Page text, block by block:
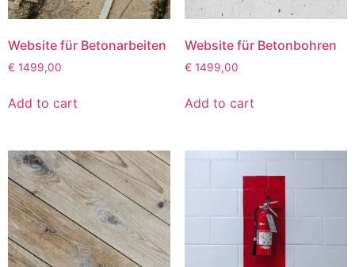
Website für Betonarbeiten
€ 1499,00
Add to cart
Website für Betonbohren
€ 1499,00
Add to cart